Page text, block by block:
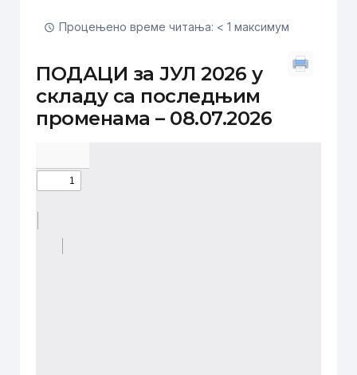
Процењено време читања: < 1 максимум
ПОДАЦИ за ЈУЛ 2026 у
складу са последњим
променама – 08.07.2026